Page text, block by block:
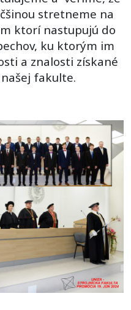
stretneme na
ktorí nastupujú do
ku ktorým im
a znalosti získané
fakulte.